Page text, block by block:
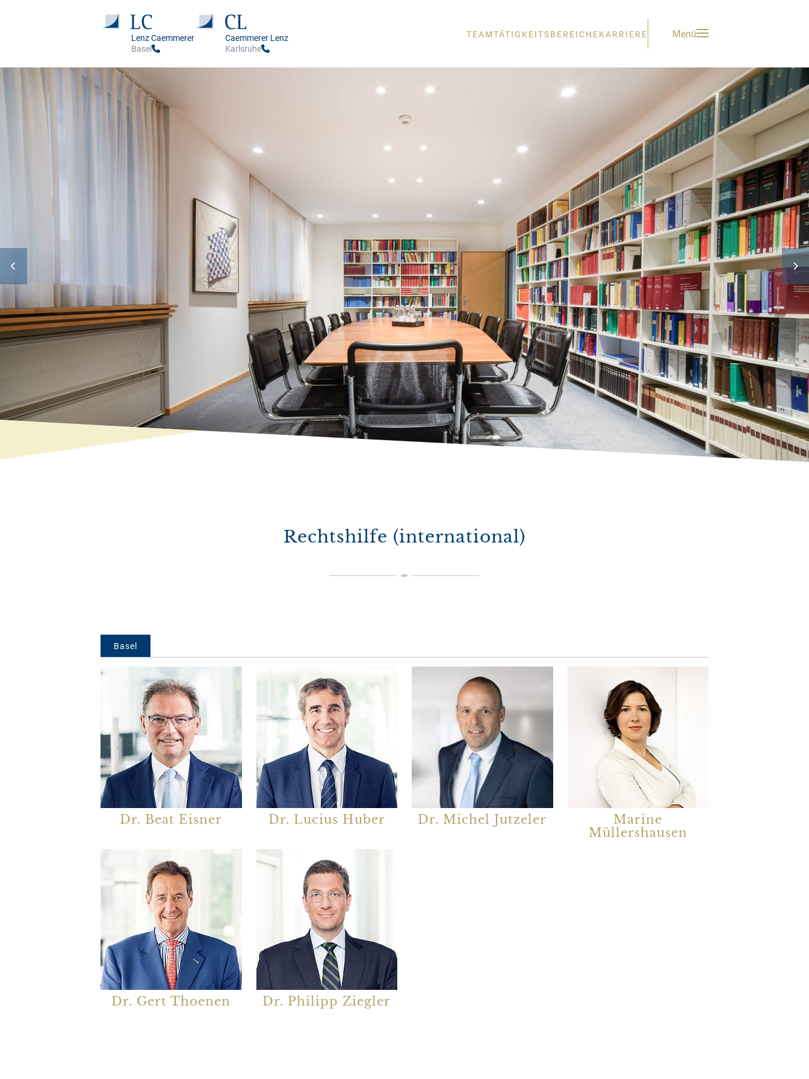
Lenz Caemmerer
Basel
Caemmerer Lenz
Karlsruhe
TEAMTÄTIGKEITSBEREICHEKARRIERE Menü
Rechtshilfe (international)
Basel
Dr. Beat Eisner Dr. Lucius Huber Dr. Michel Jutzeler
Marine
Müllershausen
Dr. Gert Thoenen Dr. Philipp Ziegler